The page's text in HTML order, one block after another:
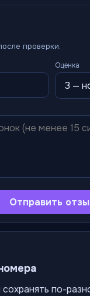
проверки.
Оценка
Отправить
по-